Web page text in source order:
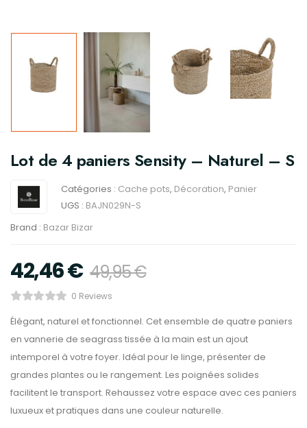
Lot de 4 paniers Sensity – Naturel – S
Catégories : Cache pots, Décoration, Panier
UGS : BAJN029N-S
Brand : Bazar Bizar
42,46€ 49,95€
0 Reviews
Élégant, naturel et fonctionnel. Cet ensemble de quatre paniers
en vannerie de seagrass tissée à la main est un ajout
intemporel à votre foyer. Idéal pour le linge, présenter de
grandes plantes ou le rangement. Les poignées solides
facilitent le transport. Rehaussez votre espace avec ces paniers
luxueux et pratiques dans une couleur naturelle.